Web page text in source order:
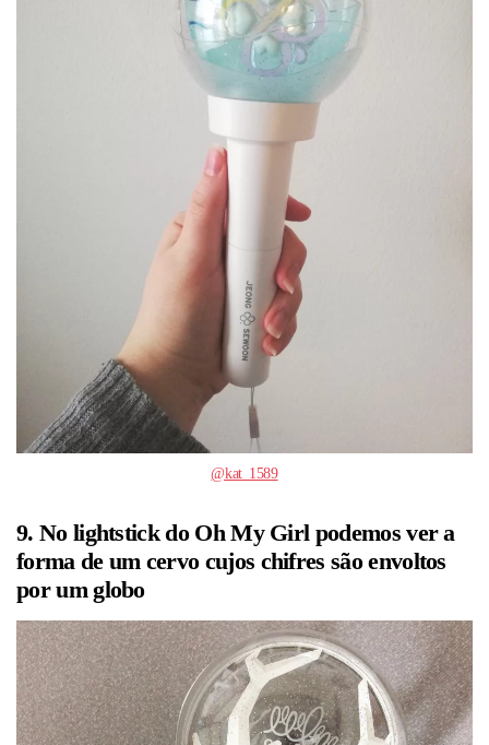
@kat_1589
9. No lightstick do Oh My Girl podemos ver a
forma de um cervo cujos chifres são envoltos
por um globo